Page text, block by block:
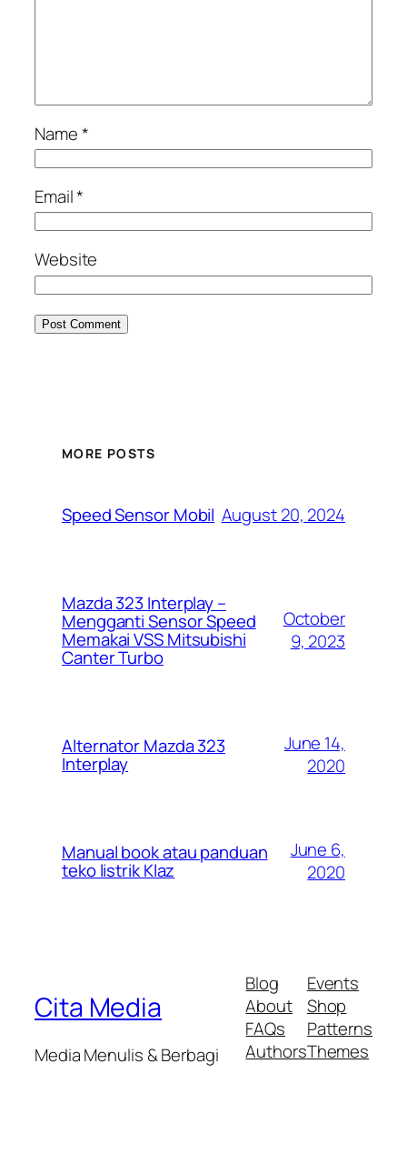
Name*
Email*
Website
MORE POSTS
Speed Sensor Mobil August 20, 2024
Mazda 323 Interplay –
Mengganti Sensor Speed
Memakai VSS Mitsubishi
Canter Turbo
October
9, 2023
Alternator Mazda 323
Interplay
June 14,
2020
Manual book atau panduan
teko listrik Klaz
June 6,
2020
Cita Media
Media Menulis & Berbagi
Blog
About
FAQs
Authors
Events
Shop
Patterns
Themes